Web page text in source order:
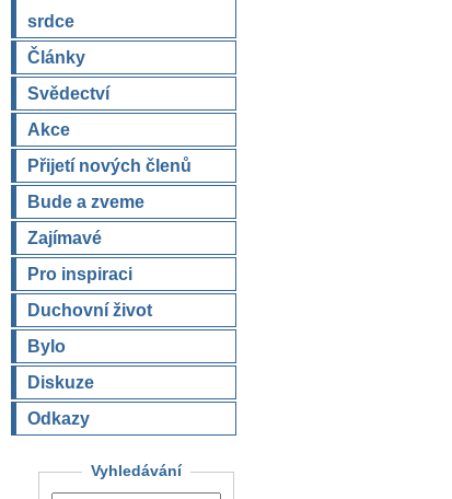
srdce
Články
Svědectví
Akce
Přijetí nových členů
Bude a zveme
Zajímavé
Pro inspiraci
Duchovní život
Bylo
Diskuze
Odkazy
Vyhledávání